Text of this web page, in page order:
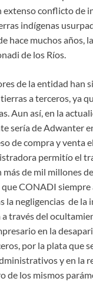
conflicto de
indígenas
hace muchos años,
de los Ríos.
de la entidad han
a terceros, ya
Aun así, en la
sería de Adwanter
de compra y venta
permitío el
más de mil millones
que CONADI
la negligencias de la
a través del
en la
por la plata que
y en la
de los mismos